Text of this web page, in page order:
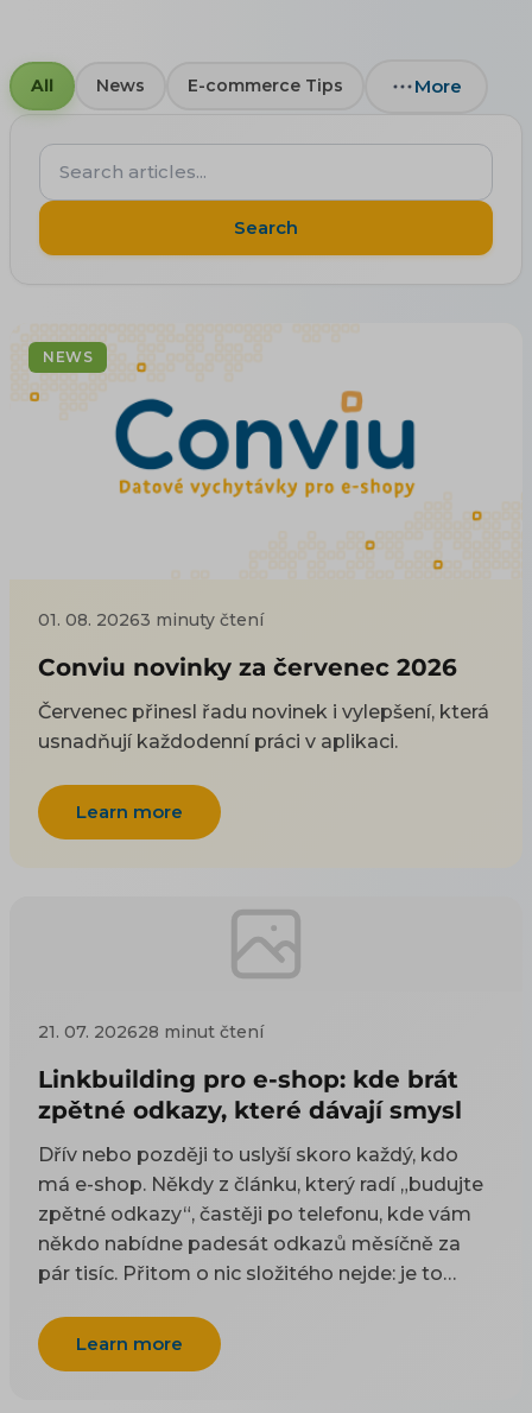
All News E-commerce Tips More
Search
articles...
Search
NEWS
01. 08. 20263 minuty čtení
Conviu novinky za červenec 2026
Červenec přinesl řadu novinek i vylepšení, která
usnadňují každodenní práci v aplikaci.
Learn more
21. 07. 202628 minut čtení
Linkbuilding pro e-shop: kde brát
zpětné odkazy, které dávají smysl
Dřív nebo později to uslyší skoro každý, kdo
má e-shop. Někdy z článku, který radí „budujte
zpětné odkazy“, častěji po telefonu, kde vám
někdo nabídne padesát odkazů měsíčně za
pár tisíc. Přitom o nic složitého nejde: je to
odkazy odjakživa bere jako doporučení — čím
víc důvěryhodných webů na vás ukazuje, tím
Learn more